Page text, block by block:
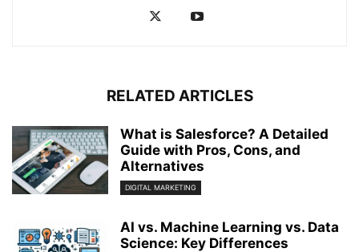
RELATED ARTICLES
What is Salesforce? A Detailed
Guide with Pros, Cons, and
Alternatives
DIGITAL MARKETING
AI vs. Machine Learning vs. Data
Science: Key Differences